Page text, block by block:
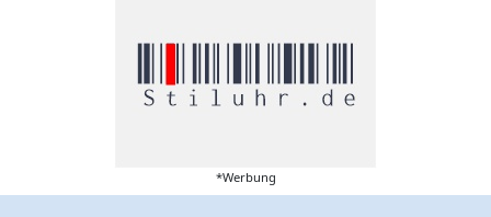
*Werbung